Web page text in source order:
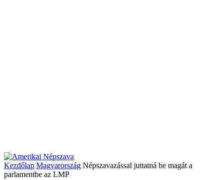
Kezdőlap Magyarország Népszavazással juttatná be magát a
parlamentbe az LMP